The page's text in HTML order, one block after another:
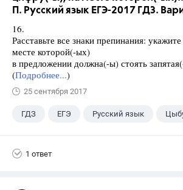
П. Русский язык ЕГЭ-2017 ГДЗ.
16.
Расставьте все знаки препинания:
месте которой(-ых)
в предложении должна(-ы) стоять
(Подробнее...)
25 сентября 2017
ГДЗ ЕГЭ Русский язык
1 ответ